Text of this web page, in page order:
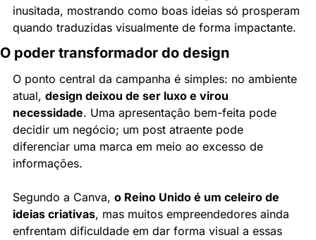
inusitada, mostrando como boas ideias só prosperam
quando traduzidas visualmente de forma impactante.
O poder transformador do design
O ponto central da campanha é simples: no ambiente
atual, design deixou de ser luxo e virou
necessidade. Uma apresentação bem-feita pode
decidir um negócio; um post atraente pode
diferenciar uma marca em meio ao excesso de
informações.
Segundo a Canva, o Reino Unido é um celeiro de
ideias criativas, mas muitos empreendedores ainda
enfrentam dificuldade em dar forma visual a essas